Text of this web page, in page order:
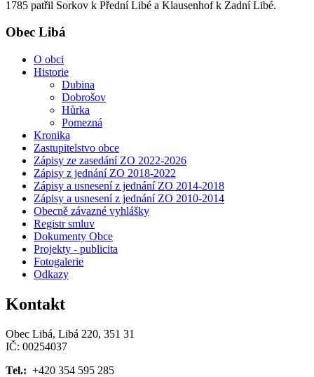
1785 patřil Sorkov k Přední Libé a Klausenhof k Zadní Libé.
Obec Libá
O obci
Historie
Dubina
Dobrošov
Hůrka
Pomezná
Kronika
Zastupitelstvo obce
Zápisy ze zasedání ZO 2022-2026
Zápisy z jednání ZO 2018-2022
Zápisy a usnesení z jednání ZO 2014-2018
Zápisy a usnesení z jednání ZO 2010-2014
Obecně závazné vyhlášky
Registr smluv
Dokumenty Obce
Projekty - publicita
Fotogalerie
Odkazy
Kontakt
Obec Libá, Libá 220, 351 31
IČ: 00254037
Tel.: +420 354 595 285